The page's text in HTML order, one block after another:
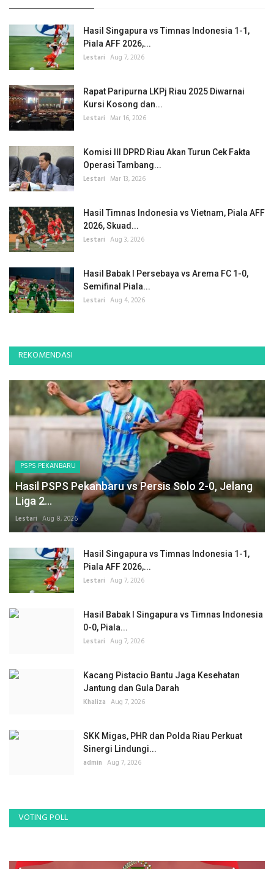
Hasil Singapura vs Timnas Indonesia 1-1,
Piala AFF 2026,...
Lestari Aug 7, 2026
Rapat Paripurna LKPj Riau 2025 Diwarnai
Kursi Kosong dan...
Lestari Mar 16, 2026
Komisi III DPRD Riau Akan Turun Cek Fakta
Operasi Tambang...
Lestari Mar 13, 2026
Hasil Timnas Indonesia vs Vietnam, Piala AFF
2026, Skuad...
Lestari Aug 3, 2026
Hasil Babak I Persebaya vs Arema FC 1-0,
Semifinal Piala...
Lestari Aug 4, 2026
REKOMENDASI
PSPS PEKANBARU
Hasil PSPS Pekanbaru vs Persis Solo 2-0, Jelang
Liga 2...
Lestari Aug 8, 2026
Hasil Singapura vs Timnas Indonesia 1-1,
Piala AFF 2026,...
Lestari Aug 7, 2026
Hasil Babak I Singapura vs Timnas Indonesia
0-0, Piala...
Lestari Aug 7, 2026
Kacang Pistacio Bantu Jaga Kesehatan
Jantung dan Gula Darah
Khaliza Aug 7, 2026
SKK Migas, PHR dan Polda Riau Perkuat
Sinergi Lindungi...
admin Aug 7, 2026
VOTING POLL